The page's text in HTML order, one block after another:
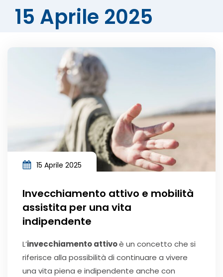
15 Aprile 2025
15 Aprile 2025
Invecchiamento attivo e mobilità
assistita per una vita
indipendente
L’invecchiamento attivoè un concetto che si
riferisce alla possibilità di continuare a vivere
una vita piena e indipendente anche con